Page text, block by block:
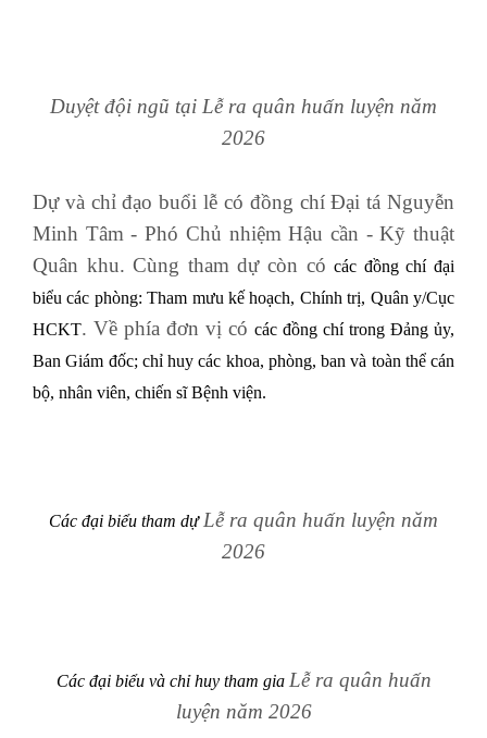
Duyệt đội ngũ tại Lễ ra quân huấn luyện năm
2026
Dự và chỉ đạo buổi lễ có đồng chí Đại tá Nguyễn
Minh Tâm- Phó Chủ nhiệm Hậu cần -Kỹ thuật
Quân khu. Cùng tham dự còn cócác đồng chí đại
biểu các phòng: Tham mưu kế hoạch, Chính trị, Quân y/Cục
HCKT. Về phía đơn vị có các đồng chí trong Đảng ủy,
Ban Giám đốc; chỉ huy các khoa, phòng, ban và toàn thể cán
bộ, nhân viên, chiến sĩ Bệnh viện.
Các đại biểu tham dựLễ ra quân huấn luyện năm
2026
Các đại biểu và chỉ huy tham gia Lễ ra quân huấn
luyện năm 2026